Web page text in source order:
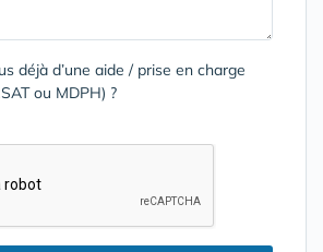
déjà d’une aide / prise en charge
ou MDPH) ?